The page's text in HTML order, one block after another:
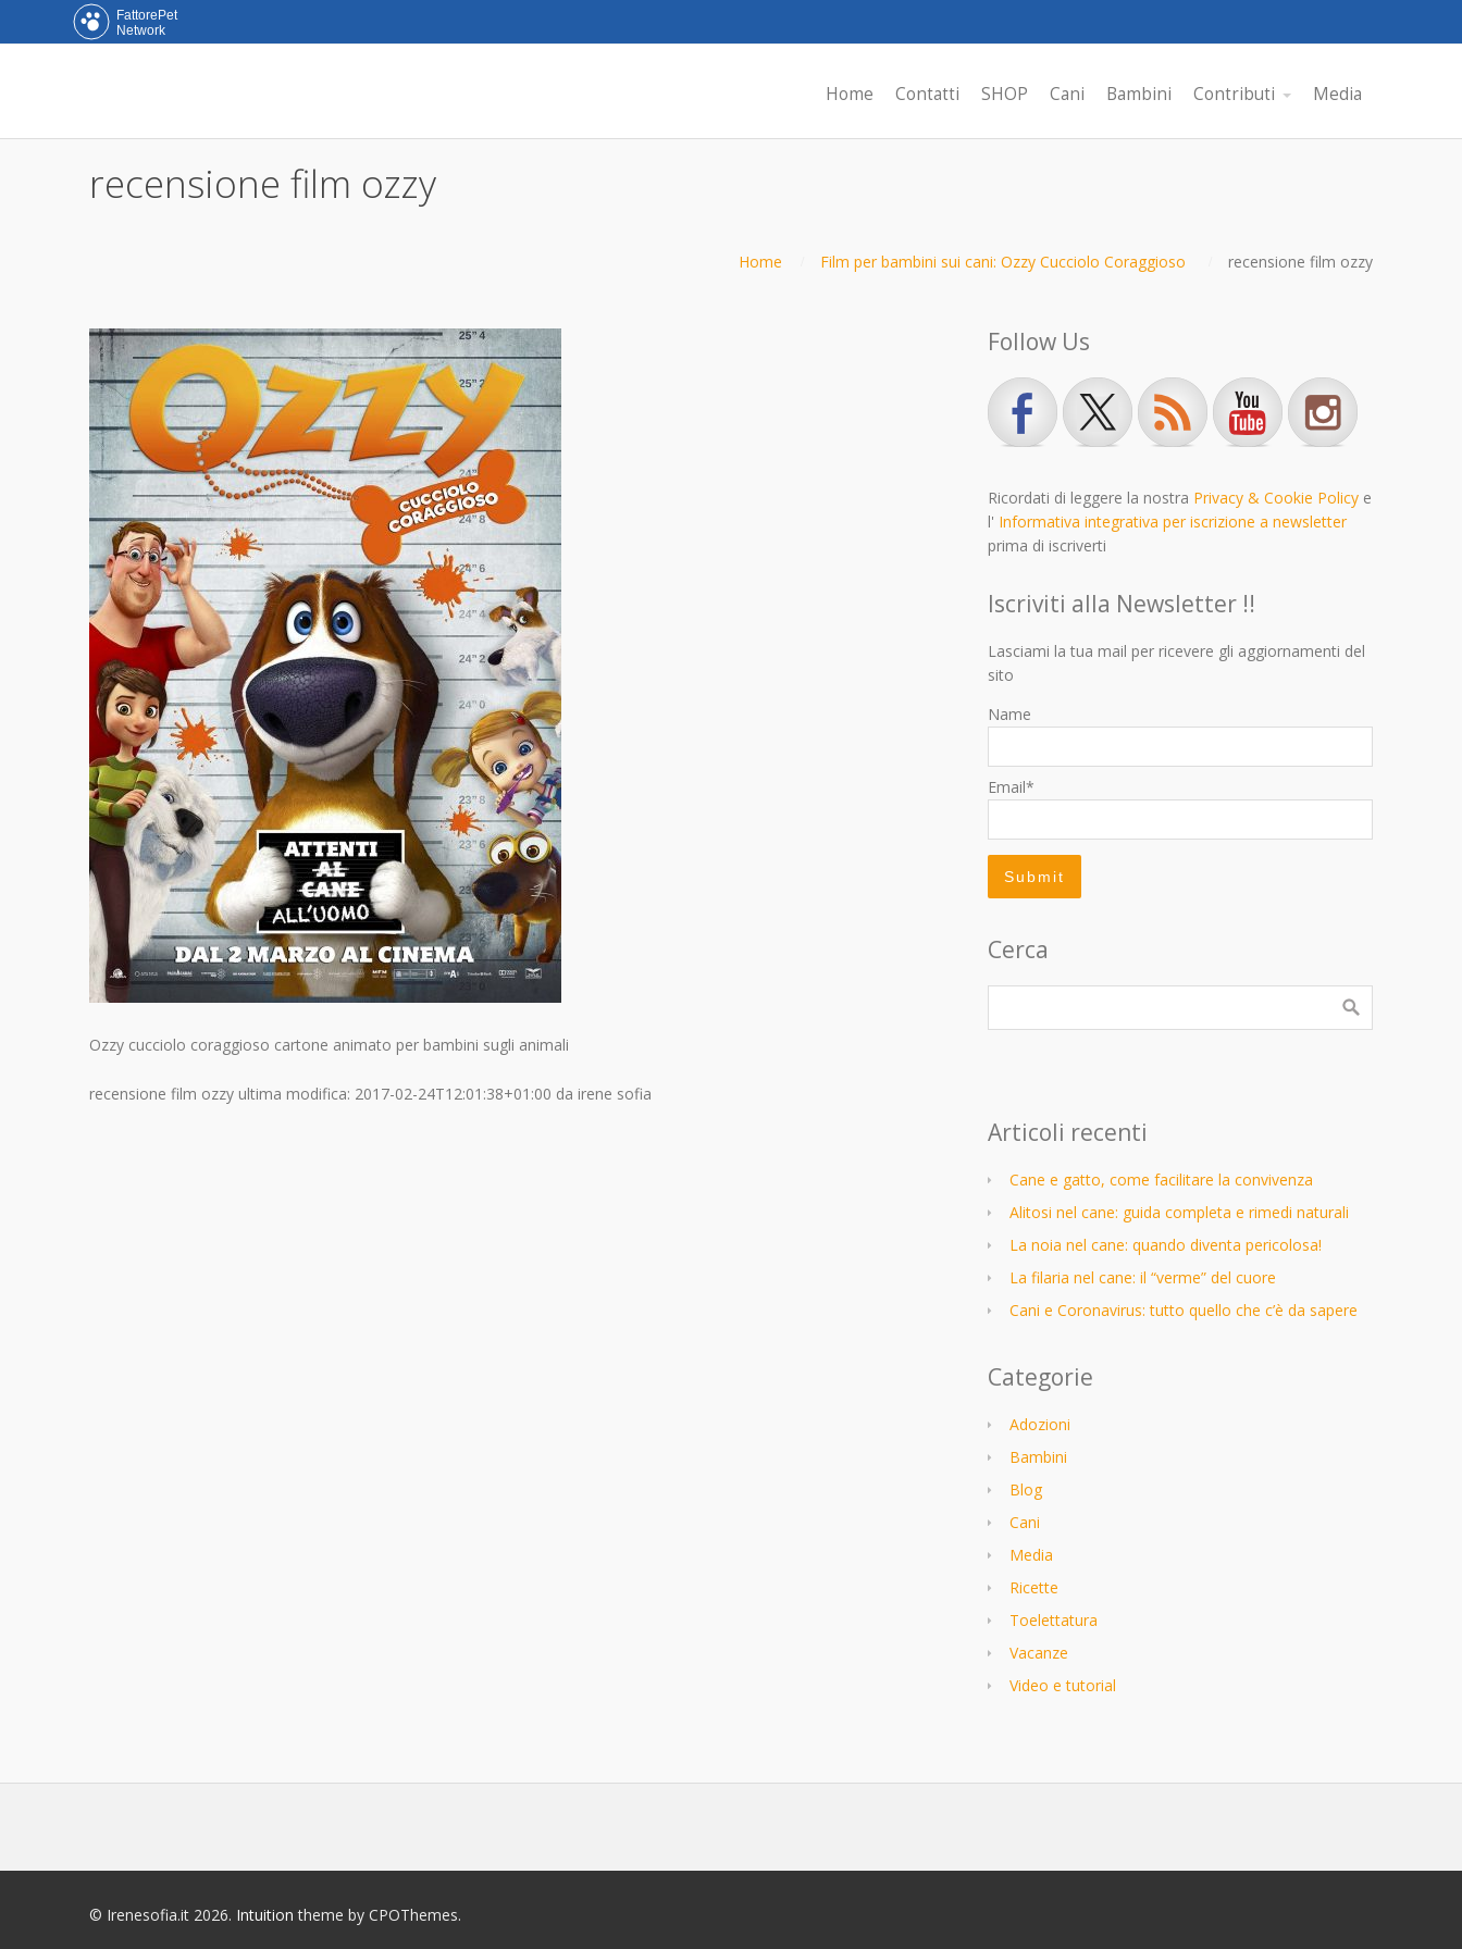
Home Contatti SHOP Cani Bambini Contributi Media
recensione film ozzy
Home Film per bambini sui cani: Ozzy Cucciolo Coraggioso recensione film ozzy
Ozzy cucciolo coraggioso cartone animato per bambini sugli animali
recensione film ozzy ultima modifica: 2017-02-24T12:01:38+01:00 da irene sofia
Follow Us
Ricordati di leggere la nostra Privacy & Cookie Policye
l' Informativa integrativa per iscrizione a newsletter
prima di iscriverti
Iscriviti alla Newsletter !!
Lasciami la tua mail per ricevere gli aggiornamenti del
sito
Name
Email*
Cerca
Articoli recenti
Cane e gatto, come facilitare la convivenza
Alitosi nel cane: guida completa e rimedi naturali
La noia nel cane: quando diventa pericolosa!
La filaria nel cane: il “verme” del cuore
Cani e Coronavirus: tutto quello che c’è da sapere
Categorie
Adozioni
Bambini
Blog
Cani
Media
Ricette
Toelettatura
Vacanze
Video e tutorial
© Irenesofia.it 2026. Intuition theme by CPOThemes.
FattorePet
Network